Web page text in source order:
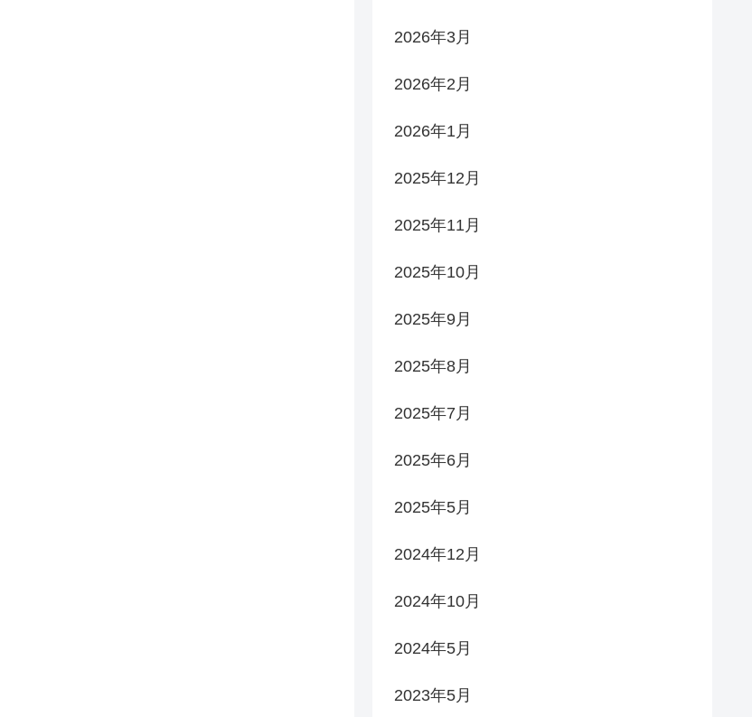
2026年3月
2026年2月
2026年1月
2025年12月
2025年11月
2025年10月
2025年9月
2025年8月
2025年7月
2025年6月
2025年5月
2024年12月
2024年10月
2024年5月
2023年5月